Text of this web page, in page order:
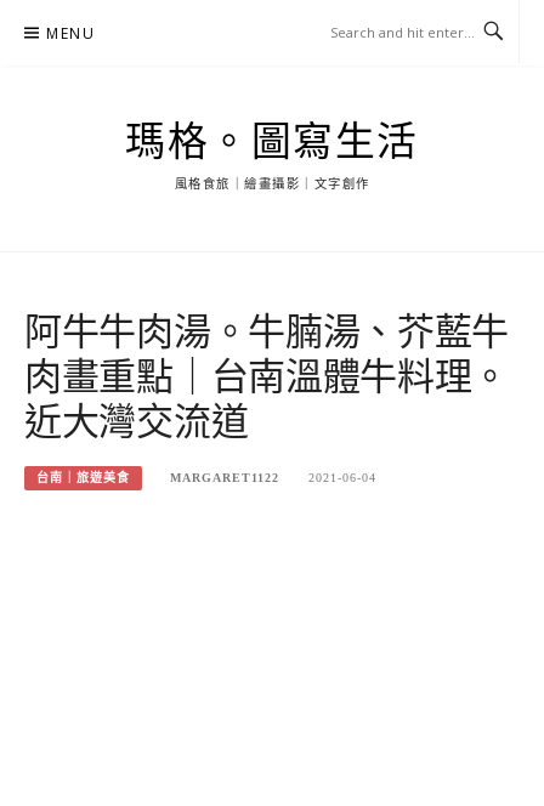
MENU
瑪格。圖寫生活
風格食旅｜繪畫攝影｜文字創作
阿牛牛肉湯。牛腩湯、芥藍牛
肉畫重點｜台南溫體牛料理。
近大灣交流道
台南｜旅遊美食 MARGARET1122 2021-06-04